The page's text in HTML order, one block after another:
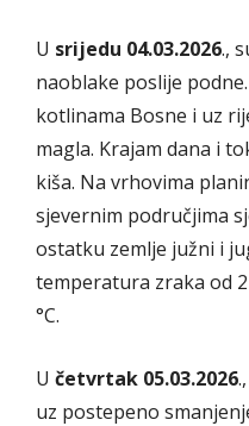
U srijedu 04.03.2026.,
naoblake poslije
kotlinama Bosne i uz
magla. Krajam dana i
kiša. Na vrhovima
sjevernim područjima
ostatku zemlje južni i
temperatura zraka od
°C.
U četvrtak 05.03.2026
uz postepeno